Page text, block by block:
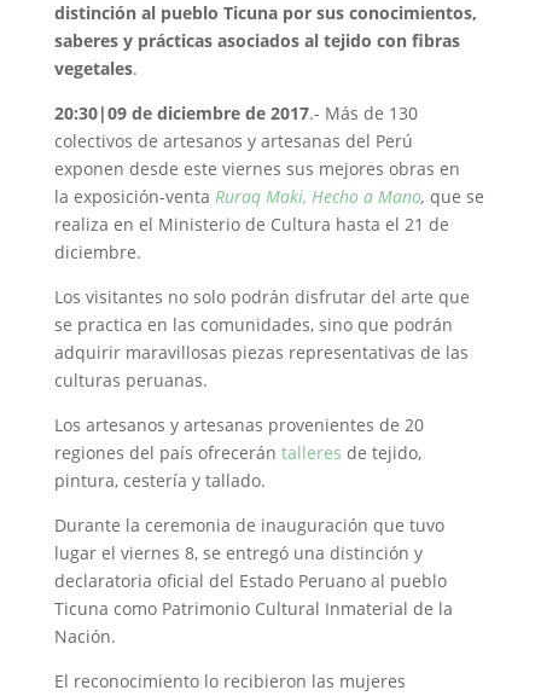
distinción al pueblo Ticuna por sus conocimientos,
saberes y prácticas asociados al tejido con fibras
vegetales.
20:30|09 de diciembre de 2017.- Más de 130
colectivos de artesanos y artesanas del Perú
exponen desde este viernes sus mejores obras en
la exposición-venta Ruraq Maki, Hecho a Mano, que se
realiza en el Ministerio de Cultura hasta el 21 de
diciembre.
Los visitantes no solo podrán disfrutar del arte que
se practica en las comunidades, sino que podrán
adquirir maravillosas piezas representativas de las
culturas peruanas.
Los artesanos y artesanas provenientes de 20
regiones del país ofrecerán talleres de tejido,
pintura, cestería y tallado.
Durante la ceremonia de inauguración que tuvo
lugar el viernes 8, se entregó una distinción y
declaratoria oficial del Estado Peruano al pueblo
Ticuna como Patrimonio Cultural Inmaterial de la
Nación.
El reconocimiento lo recibieron las mujeres